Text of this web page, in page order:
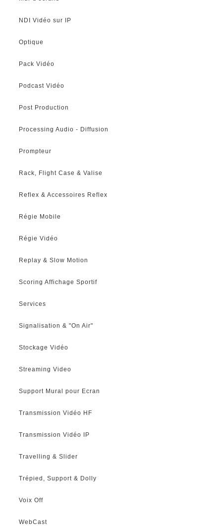
NDI Vidéo sur IP
Optique
Pack Vidéo
Podcast Vidéo
Post Production
Processing Audio - Diffusion
Prompteur
Rack, Flight Case & Valise
Reflex & Accessoires Reflex
Régie Mobile
Régie Vidéo
Replay & Slow Motion
Scoring Affichage Sportif
Services
Signalisation & "On Air"
Stockage Vidéo
Streaming Video
Support Mural pour Ecran
Transmission Vidéo HF
Transmission Vidéo IP
Travelling & Slider
Trépied, Support & Dolly
Voix Off
WebCast